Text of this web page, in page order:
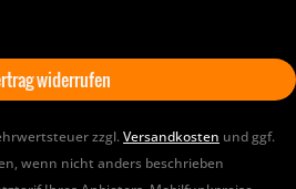
widerrufen
zzgl.Versandkosten und ggf.
wenn nicht anders beschrieben